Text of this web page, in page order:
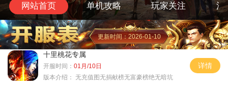
网站首页 单机攻略 玩家关注 活
更新时间：2026-01-10
十里桃花专属
开服时间： 01月/10日
版本介绍： 无充值图无捐献榜无富豪榜绝无暗坑
详情